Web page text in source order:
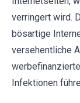
verringert wird.
bösartige
versehentliche
Infektionen